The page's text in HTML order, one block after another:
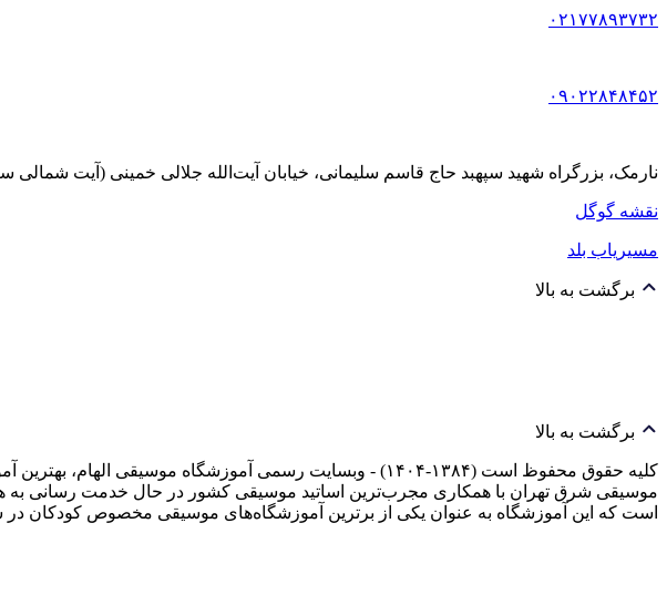
۰۲۱۷۷۸۹۳۷۳۲
۰۹۰۲۲۸۴۸۴۵۲
نارمک، بزرگراه شهید سپهبد حاج قاسم سلیمانی، خیابان آیت‌الله جلالی خمینی (آیت شمالی سابق)، پلاک ۸۵۶، ساختمان
نقشه گوگل
مسیریاب بلد
برگشت به بالا
برگشت به بالا
کلیه حقوق محفوظ است (۱۳۸۴-۱۴۰۴) - وبسایت رسمی آموزشگاه
موسیقی شرق تهران با همکاری مجرب‌ترین اساتید موسیقی کشور در حال خدمت رسانی به
است که این آموزشگاه به عنوان یکی از برترین آموزشگاه‌های موسیقی مخصوص کودکان